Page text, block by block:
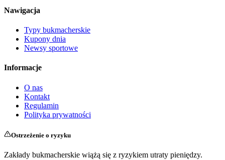
Nawigacja
Typy bukmacherskie
Kupony dnia
Newsy sportowe
Informacje
O nas
Kontakt
Regulamin
Polityka prywatności
Ostrzeżenie o ryzyku
Zakłady bukmacherskie wiążą się z ryzykiem utraty pieniędzy.